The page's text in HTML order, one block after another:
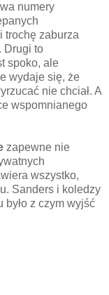
numery
trochę zaburza
. Drugi to
spoko, ale
wydaje się, że
nie chciał. A
wspomnianego
zapewne nie
wszystko,
Sanders i koledzy
było z czym wyjść